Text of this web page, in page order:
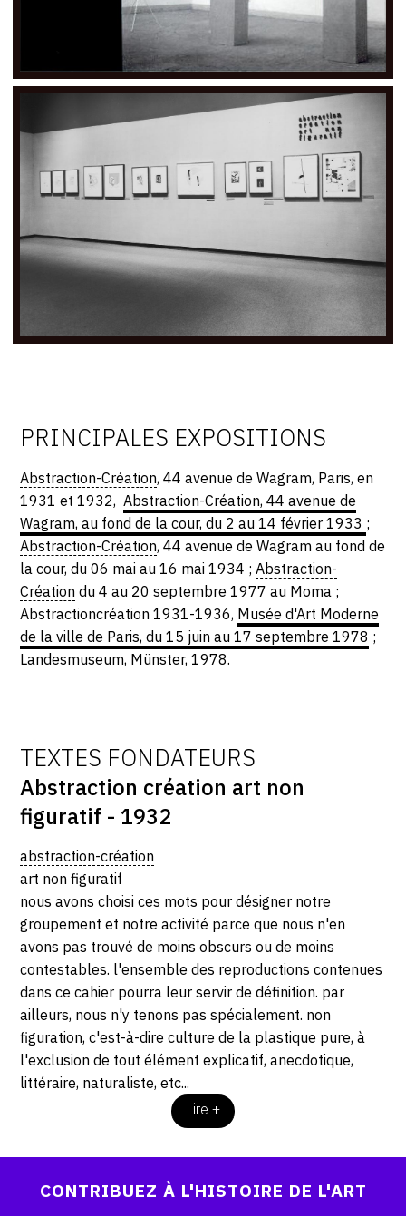
PRINCIPALES EXPOSITIONS
Abstraction-Création, 44 avenue de Wagram, Paris, en
1931 et 1932,Abstraction-Création, 44 avenue de
Wagram, au fond de la cour, du 2 au 14 février 1933 ;
Abstraction-Création, 44 avenue de Wagram au fond de
la cour, du 06 mai au 16 mai 1934 ;Abstraction-
Création du 4 au 20 septembre 1977 au Moma ;
Abstractioncréation 1931-1936, Musée d'Art Moderne
de la ville de Paris, du 15 juin au 17 septembre 1978 ;
Landesmuseum, Münster, 1978.
TEXTES FONDATEURS
Abstraction création art non
figuratif - 1932
abstraction-création
art non figuratif
nous avons choisi ces mots pour désigner notre
groupement et notre activité parce que nous n'en
avons pas trouvé de moins obscurs ou de moins
contestables. l'ensemble des reproductions contenues
dans ce cahier pourra leur servir de définition. par
ailleurs, nous n'y tenons pas spécialement. non
figuration, c'est-à-dire culture de la plastique pure, à
l'exclusion de tout élément explicatif, anecdotique,
littéraire, naturaliste, etc...
Lire +
CONTRIBUEZ À L'HISTOIRE DE L'ART